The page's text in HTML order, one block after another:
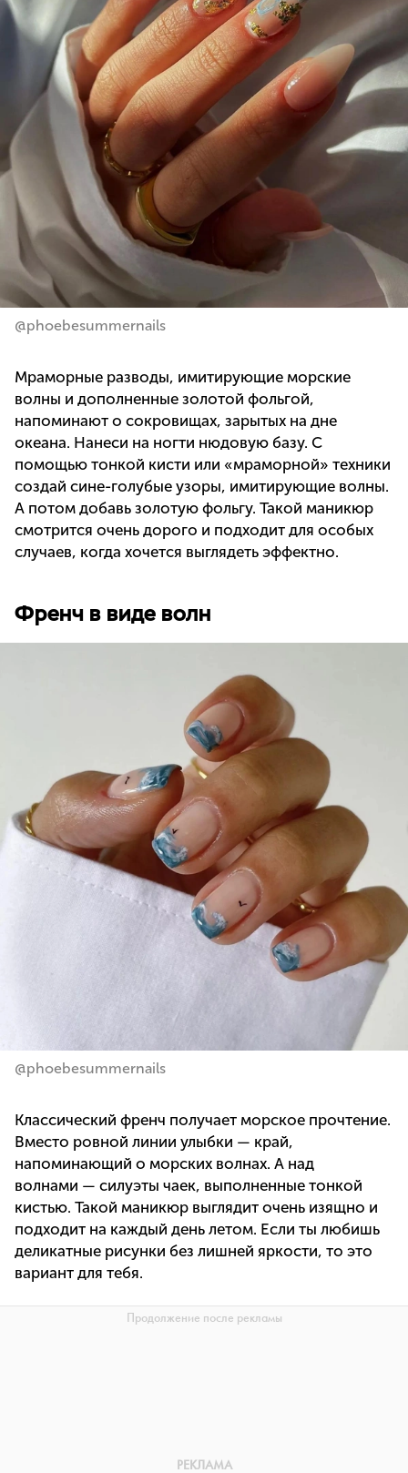
@phoebesummernails
Мраморные разводы, имитирующие морские
волны и дополненные золотой фольгой,
напоминают о сокровищах, зарытых на дне
океана. Нанеси на ногти нюдовую базу. С
помощью тонкой кисти или «мраморной» техники
создай сине-голубые узоры, имитирующие волны.
А потом добавь золотую фольгу. Такой маникюр
смотрится очень дорого и подходит для особых
случаев, когда хочется выглядеть эффектно.
Френч в виде волн
@phoebesummernails
Классический френч получает морское прочтение.
Вместо ровной линии улыбки — край,
напоминающий о морских волнах. А над
волнами — силуэты чаек, выполненные тонкой
кистью. Такой маникюр выглядит очень изящно и
подходит на каждый день летом. Если ты любишь
деликатные рисунки без лишней яркости, то это
вариант для тебя.